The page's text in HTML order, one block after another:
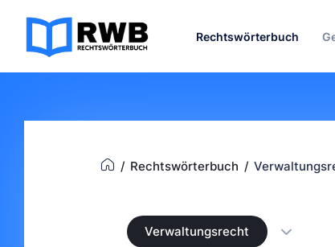
Rechtswörterbuch
Rechtswörterbuch
Verwaltungsrecht